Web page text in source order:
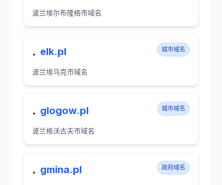
波兰埃尔布隆格市域名
. elk.pl 城市域名
波兰埃乌克市域名
. glogow.pl 城市域名
波兰格沃古夫市域名
. gmina.pl 政府域名